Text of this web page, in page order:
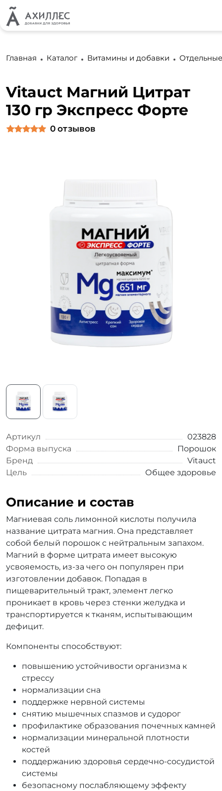
Главная Каталог Витамины и добавки
Vitauct Магний Цитрат
130 гр Экспресс Форте
0 отзывов
Артикул
023828
Форма выпуска
Порошок
Бренд
Vitauct
Цель
Общее здоровье
Описание и состав
Магниевая соль лимонной кислоты получила
название цитрата магния. Она представляет
собой белый порошок с нейтральным запахом.
Магний в форме цитрата имеет высокую
усвояемость, из-за чего он популярен при
изготовлении добавок. Попадая в
пищеварительный тракт, элемент легко
проникает в кровь через стенки желудка и
транспортируется к тканям, испытывающим
дефицит.
Компоненты способствуют:
повышению устойчивости организма к
стрессу
нормализации сна
поддержке нервной системы
снятию мышечных спазмов и судорог
профилактике образования почечных камней
нормализации минеральной плотности
костей
поддержанию здоровья сердечно-сосудистой
системы
безопасному послабляющему эффекту